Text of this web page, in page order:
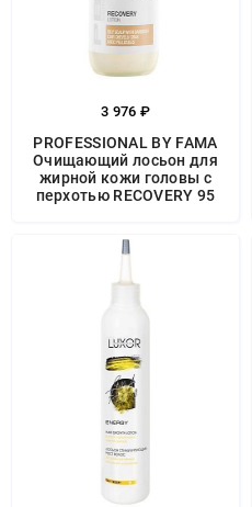
3 976 ₽
PROFESSIONAL BY FAMA
Очищающий лосьон для
жирной кожи головы с
перхотью RECOVERY 95